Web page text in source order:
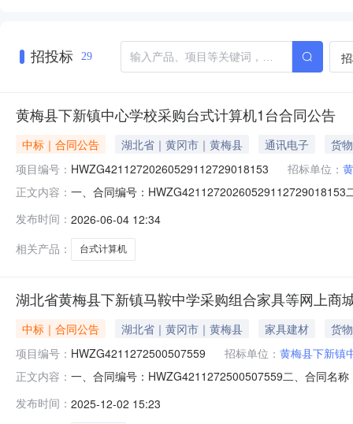
招投标 29
黄梅县下新镇中心学校采购台式计算机1台合同公告
中标｜合同公告 湖北省｜黄冈市｜黄梅县 通讯电子
货物
项目编号： HWZG42112720260529112729018153 招标单位：
正文内容： 一、合同编号：HWZG42112720260529112729018153
联系方式：139865531154、供应商（乙方）：黄梅县
发布时间： 2026-06-04 12:34
相关产品：
台式计算机
湖北省黄梅县下新镇马鞍中学采购组合家具等网上商
中标｜合同公告 湖北省｜黄冈市｜黄梅县 家具建材
货物
项目编号： HWZG4211272500507559 招标单位： 黄梅县下新镇
正文内容： 一、合同编号：HWZG4211272500507559二、合同名
晟教学设备有限公司地址：黄梅县联系方式：
发布时间： 2025-12-02 15:23